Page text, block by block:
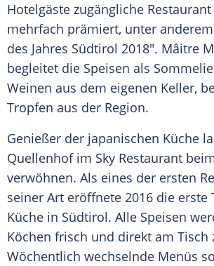
Hotelgäste zugängliche Restaurant
mehrfach prämiert, unter
des Jahres Südtirol 2018". Mâitre
begleitet die Speisen als
Weinen aus dem eigenen Keller,
Tropfen aus der Region.
Genießer der japanischen Küche
Quellenhofim Sky Restaurant
verwöhnen. Als eines der ersten
seiner Art eröffnete 2016 die erste
Küche in Südtirol. Alle Speisen
Köchen frisch und direkt am Tisch
Wöchentlich wechselnde Menüs